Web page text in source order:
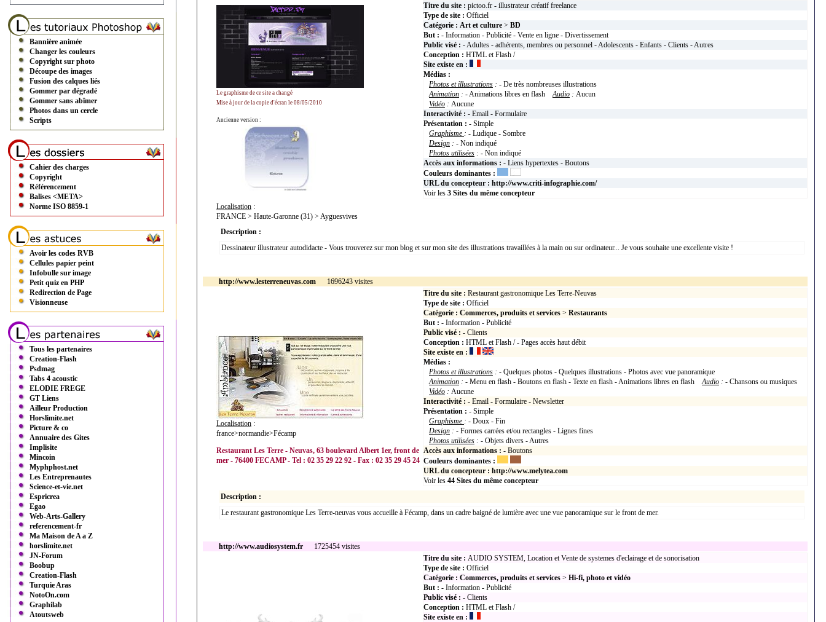
Bannière animée
Changer les couleurs
Copyright sur photo
Découpe des images
Fusion des calques liés
Gommer par dégradé
Gommer sans abîmer
Photos dans un cercle
Scripts
Cahier des charges
Copyright
Référencement
Balises <META>
Norme ISO 8859-1
Avoir les codes RVB
Cellules papier peint
Infobulle sur image
Petit quiz en PHP
Redirection de Page
Visionneuse
Tous les partenaires
Creation-Flash
Psdmag
Tabs 4 acoustic
ELODIE FREGE
GT Liens
Ailleur Production
Horslimite.net
Picture & co
Annuaire des Gites
Implisite
Mincoin
Myphphost.net
Les Entreprenautes
Science-et-vie.net
Espricrea
Egao
Web-Arts-Gallery
referencement-fr
Ma Maison de A a Z
horslimite.net
JN-Forum
Boobup
Creation-Flash
Turquie Aras
NotoOn.com
Graphilab
Atoutsweb
Le graphisme de ce site a changé
Mise à jour de la copie d'écran le 08/05/2010
Ancienne version :
Localisation :
FRANCE > Haute-Garonne (31) > Ayguesvives
Titre du site : pictoo.fr - illustrateur créatif freelance
Type de site : Officiel
Catégorie : Art et culture > BD
But : - Information - Publicité - Vente en ligne - Divertissement
Public visé : - Adultes - adhérents, membres ou personnel - Adolescents - Enfants - Clients - Autres
Conception : HTML et Flash /
Site existe en :
Médias :
Photos et illustrations : - De très nombreuses illustrations
Animation : - Animations libres en flashAudio : Aucun
Vidéo : Aucune
Interactivité : - Email - Formulaire
Présentation : - Simple
Graphisme : - Ludique - Sombre
Design : - Non indiqué
Photos utilisées : - Non indiqué
Accès aux informations : - Liens hypertextes - Boutons
Couleurs dominantes :
URL du concepteur : http://www.criti-infographie.com/
Voir les 3 Sites du même concepteur
Description :
Dessinateur illustrateur autodidacte - Vous trouverez sur mon blog et sur mon site des illustrations travaillées à la main ou sur ordinateur... Je vous souhaite une excellente visite !
http://www.lesterreneuvas.com 1696243 visites
Localisation :
france>normandie>Fécamp
Restaurant Les Terre - Neuvas, 63 boulevard Albert 1er, front de
mer - 76400 FECAMP - Tel : 02 35 29 22 92 - Fax : 02 35 29 45 24
Titre du site : Restaurant gastronomique Les Terre-Neuvas
Type de site : Officiel
Catégorie : Commerces, produits et services > Restaurants
But : - Information - Publicité
Public visé : - Clients
Conception : HTML et Flash / - Pages accès haut débit
Site existe en :
Médias :
Photos et illustrations : - Quelques photos - Quelques illustrations - Photos avec vue panoramique
Animation : - Menu en flash - Boutons en flash - Texte en flash - Animations libres en flashAudio : - Chansons ou musiques
Vidéo : Aucune
Interactivité : - Email - Formulaire - Newsletter
Présentation : - Simple
Graphisme : - Doux - Fin
Design : - Formes carrées et/ou rectangles - Lignes fines
Photos utilisées : - Objets divers - Autres
Accès aux informations : - Boutons
Couleurs dominantes :
URL du concepteur : http://www.melytea.com
Voir les 44 Sites du même concepteur
Description :
Le restaurant gastronomique Les Terre-neuvas vous accueille à Fécamp, dans un cadre baigné de lumière avec une vue panoramique sur le front de mer.
http://www.audiosystem.fr 1725454 visites
Titre du site : AUDIO SYSTEM, Location et Vente de systemes d'eclairage et de sonorisation
Type de site : Officiel
Catégorie : Commerces, produits et services > Hi-fi, photo et vidéo
But : - Information - Publicité
Public visé : - Clients
Conception : HTML et Flash /
Site existe en :